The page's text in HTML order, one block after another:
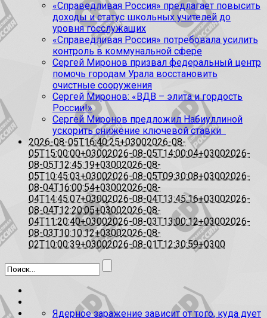
«Справедливая Россия» предлагает повысить
доходы и статус школьных учителей до
уровня госслужащих
«Справедливая Россия» потребовала усилить
контроль в коммунальной сфере
Сергей Миронов призвал федеральный центр
помочь городам Урала восстановить
очистные сооружения
Сергей Миронов: «ВДВ – элита и гордость
России!»
Сергей Миронов предложил Набиуллиной
ускорить снижение ключевой ставки
2026-08-05T16:40:25+03002026-08-
05T15:00:00+03002026-08-05T14:00:04+03002026-
08-05T12:45:19+03002026-08-
05T10:45:03+03002026-08-05T09:30:08+03002026-
08-04T16:00:54+03002026-08-
04T14:45:07+03002026-08-04T13:45:16+03002026-
08-04T12:20:05+03002026-08-
04T11:20:40+03002026-08-03T13:00:12+03002026-
08-03T10:10:12+03002026-08-
02T10:00:39+03002026-08-01T12:30:59+0300
Ядерное заражение зависит от того, куда дует